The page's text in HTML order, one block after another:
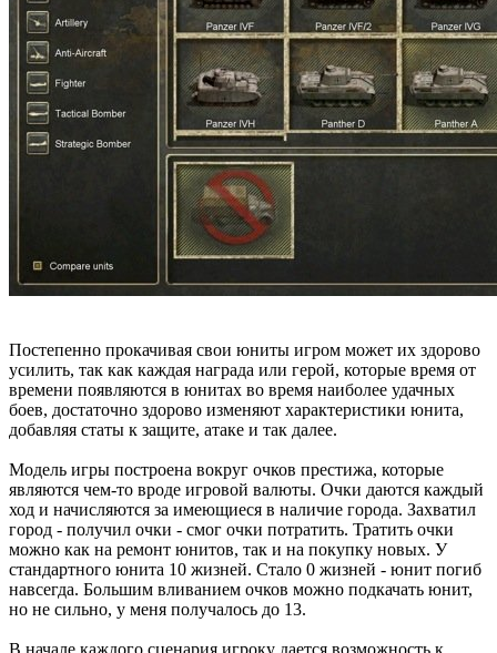
Постепенно прокачивая свои юниты игром может их здорово
усилить, так как каждая награда или герой, которые время от
времени появляются в юнитах во время наиболее удачных
боев, достаточно здорово изменяют характеристики юнита,
добавляя статы к защите, атаке и так далее.
Модель игры построена вокруг очков престижа, которые
являются чем-то вроде игровой валюты. Очки даются каждый
ход и начисляются за имеющиеся в наличие города. Захватил
город - получил очки - смог очки потратить. Тратить очки
можно как на ремонт юнитов, так и на покупку новых. У
стандартного юнита 10 жизней. Стало 0 жизней - юнит погиб
навсегда. Большим вливанием очков можно подкачать юнит,
но не сильно, у меня получалось до 13.
В начале каждого сценария игроку дается возможность к